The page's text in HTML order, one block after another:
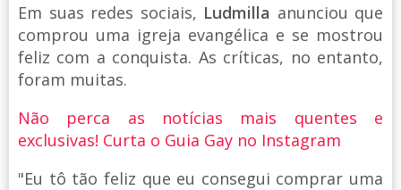
Em suas redes sociais, Ludmilla anunciou que
comprou uma igreja evangélica e se mostrou
feliz com a conquista. As críticas, no entanto,
foram muitas.
Não perca as notícias mais quentes e
exclusivas! Curta o Guia Gay no Instagram
"Eu tô tão feliz que eu consegui comprar uma